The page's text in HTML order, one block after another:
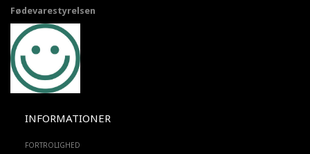
Fødevarestyrelsen
INFORMATIONER
FORTROLIGHED